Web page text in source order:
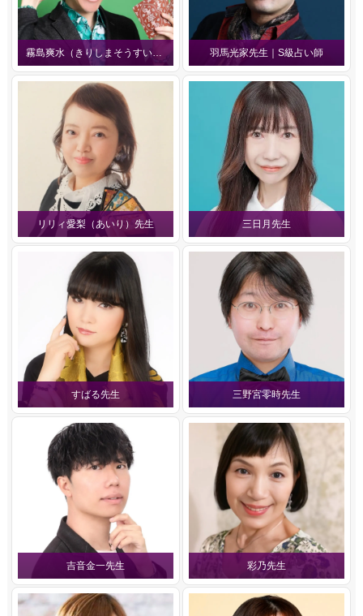
霧島爽水（きりしまそうすい）先生 羽馬光家先生｜S級占い師
リリィ愛梨（あいり）先生 三日月先生
すばる先生 三野宮零時先生
吉音金一先生 彩乃先生